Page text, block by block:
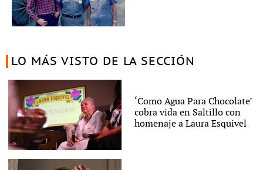
LO MÁS VISTO DE LA SECCIÓN
‘Como Agua Para Chocolate’
cobra vida en Saltillo con
homenaje a Laura Esquivel